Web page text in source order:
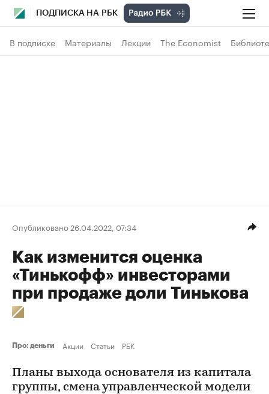
ПОДПИСКА НА РБК
В подписке Материалы Лекции The Economist
Опубликовано 26.04.2022, 07:34
Как изменится оценка
«Тинькофф» инвесторами
при продаже доли Тинькова
Про: деньги Акции Статьи РБК
Планы выхода основателя из капитала
группы, смена управленческой модели